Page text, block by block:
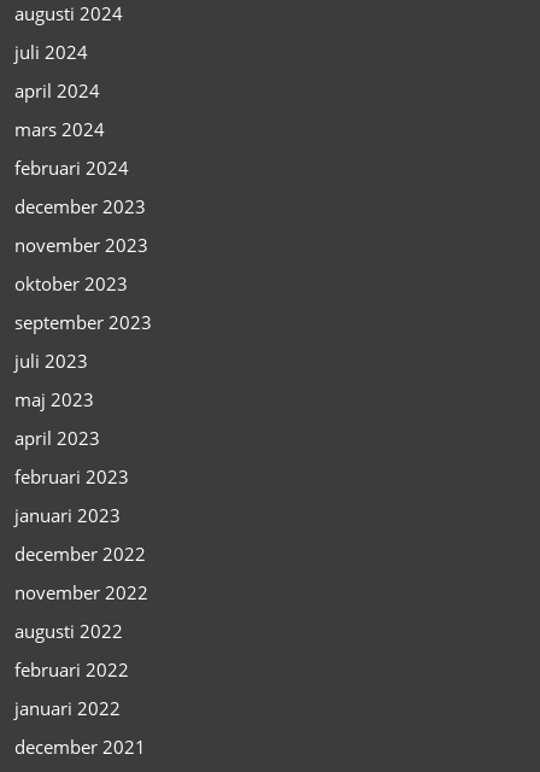
augusti 2024
juli 2024
april 2024
mars 2024
februari 2024
december 2023
november 2023
oktober 2023
september 2023
juli 2023
maj 2023
april 2023
februari 2023
januari 2023
december 2022
november 2022
augusti 2022
februari 2022
januari 2022
december 2021